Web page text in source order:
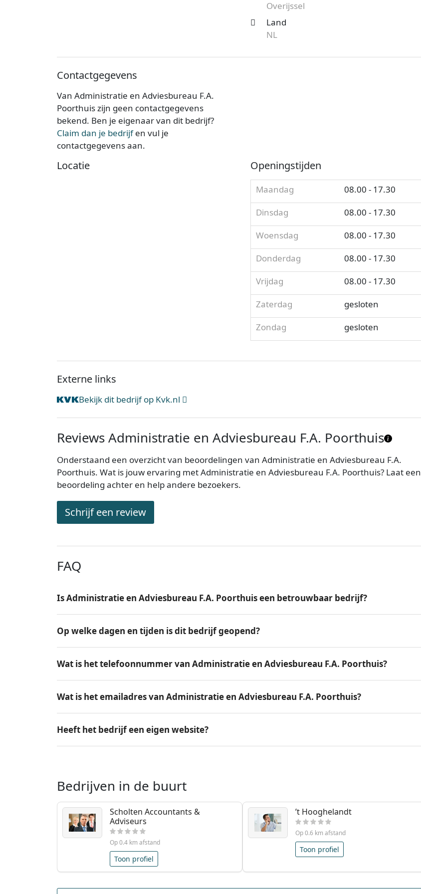
Overijssel
Land
NL
Contactgegevens
Van Administratie en Adviesbureau F.A.
Poorthuis zijn geen contactgegevens
bekend. Ben je eigenaar van dit bedrijf?
Claim dan je bedrijfen vul je
contactgegevens aan.
Locatie Openingstijden
Maandag
08.00 - 17.30
Dinsdag
08.00 - 17.30
Woensdag
08.00 - 17.30
Donderdag
08.00 - 17.30
Vrijdag
08.00 - 17.30
Zaterdag
gesloten
Zondag
gesloten
Externe links
Bekijk dit bedrijf op Kvk.nl
Reviews Administratie en Adviesbureau F.A. Poorthuis
Onderstaand een overzicht van beoordelingen van Administratie en Adviesbureau F.A.
Poorthuis. Wat is jouw ervaring met Administratie en Adviesbureau F.A. Poorthuis? Laat een
beoordeling achter en help andere bezoekers.
Schrijf een review
FAQ
Is Administratie en Adviesbureau F.A. Poorthuis een betrouwbaar bedrijf?
Op welke dagen en tijden is dit bedrijf geopend?
Wat is het telefoonnummer van Administratie en Adviesbureau F.A. Poorthuis?
Wat is het emailadres van Administratie en Adviesbureau F.A. Poorthuis?
Heeft het bedrijf een eigen website?
Bedrijven in de buurt
Scholten Accountants &
Adviseurs
Op 0.4 km afstand
Toon profiel
’t Hooghelandt
Op 0.6 km afstand
Toon profiel